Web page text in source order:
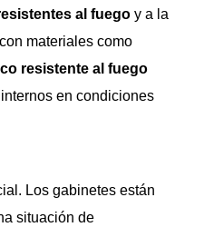
al fuegoy a la
materiales como
resistente al fuego
en condiciones
Los gabinetes están
situación de